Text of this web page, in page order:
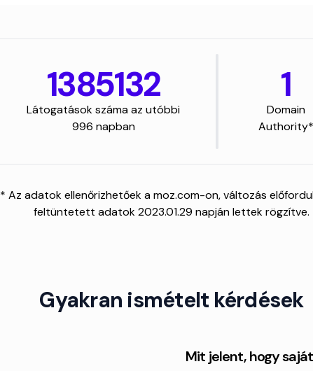
1385132
Látogatások száma az utóbbi
996 napban
1
Domain
Authority*
* Az adatok ellenőrizhetőek a moz.com-on, változás
feltüntetett adatok 2023.01.29 napján lettek rögzítve.
Gyakran ismételt kérdések
Mit jelent, hogy